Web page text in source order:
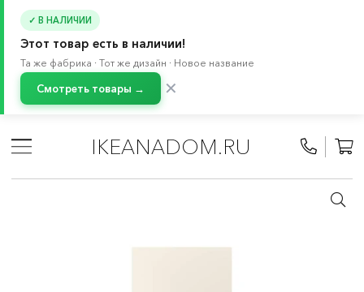
✓ В НАЛИЧИИ
Этот товар есть в наличии!
Та же фабрика · Тот же дизайн · Новое название
Смотреть товары → ✕
IKEANADOM.RU
Системы для хранения
ПАКС система
/
Раздвижные двери